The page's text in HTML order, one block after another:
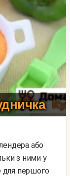
з ними у
для першого